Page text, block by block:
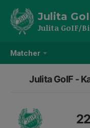
Matcher
Julita
Julita GoIF/
Julita GoIF -